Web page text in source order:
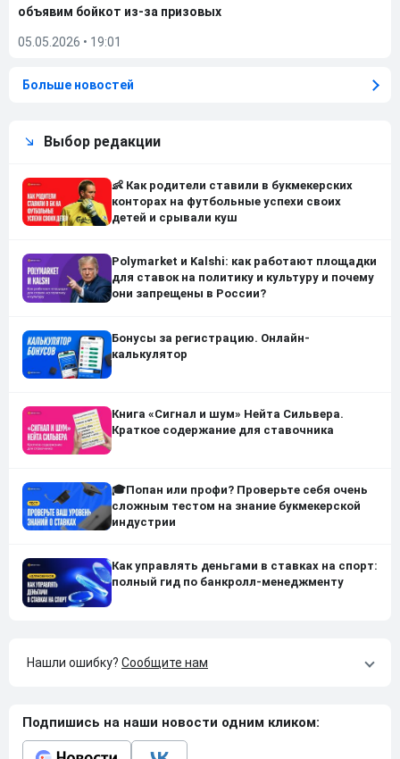
объявим бойкот из-за призовых
05.05.2026 • 19:01
Больше новостей
Выбор редакции
👶 Как родители ставили в букмекерских
конторах на футбольные успехи своих
детей и срывали куш
Polymarket и Kalshi: как работают площадки
для ставок на политику и культуру и почему
они запрещены в России?
Бонусы за регистрацию. Онлайн-
калькулятор
Книга «Сигнал и шум» Нейта Сильвера.
Краткое содержание для ставочника
🎓Попан или профи? Проверьте себя очень
сложным тестом на знание букмекерской
индустрии
Как управлять деньгами в ставках на спорт:
полный гид по банкролл-менеджменту
Нашли ошибку? Сообщите нам
Подпишись на наши новости одним кликом: